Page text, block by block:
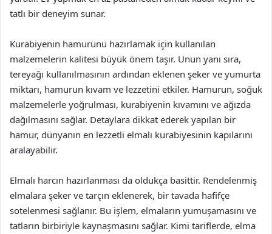
tatlı bir deneyim sunar.
Kurabiyenin hamurunu hazırlamak için kullanılan
malzemelerin kalitesi büyük önem taşır. Unun yanı sıra,
tereyağı kullanılmasının ardından eklenen şeker ve yumurta
miktarı, hamurun kıvam ve lezzetini etkiler. Hamurun, soğuk
malzemelerle yoğrulması, kurabiyenin kıvamını ve ağızda
dağılmasını sağlar. Detaylara dikkat ederek yapılan bir
hamur, dünyanın en lezzetli elmalı kurabiyesinin kapılarını
aralayabilir.
Elmalı harcın hazırlanması da oldukça basittir. Rendelenmiş
elmalara şeker ve tarçın eklenerek, bir tavada hafifçe
sotelenmesi sağlanır. Bu işlem, elmaların yumuşamasını ve
tatların birbiriyle kaynaşmasını sağlar. Kimi tariflerde, elma